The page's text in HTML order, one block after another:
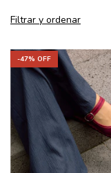
Filtrar y ordenar
-47% OFF